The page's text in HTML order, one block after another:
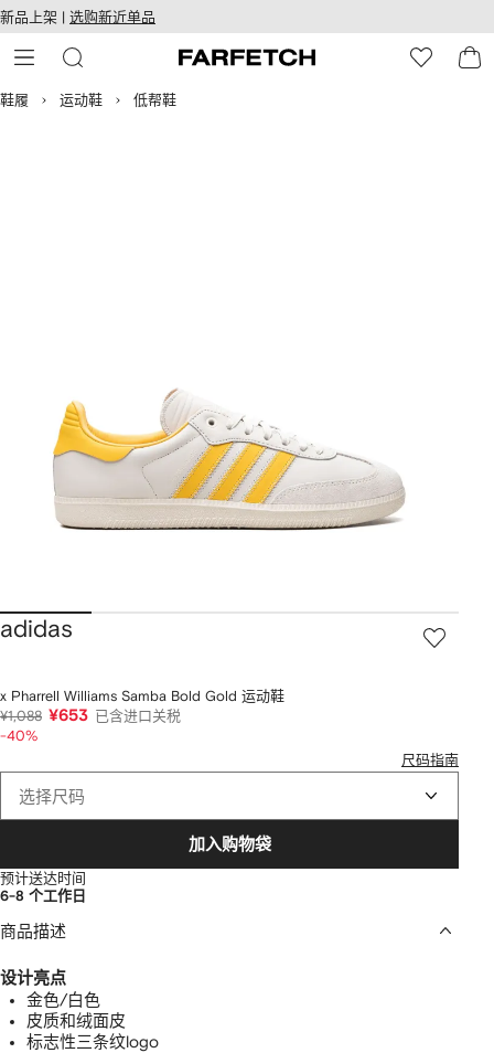
至
内
障碍网络
设
新品上架 | 选购新近单品
鞋履 运动鞋 低帮鞋
adidas
x Pharrell Williams Samba Bold Gold 运动鞋
¥1,088 ¥653
已含进口关税
-40%
尺码指南
选择尺码
加入购物袋
预计送达时间
6-8 个工作日
商品描述
设计亮点
金色/白色
皮质和绒面皮
标志性三条纹logo